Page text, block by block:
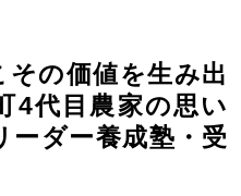
の価値を生み出
代目農家の思い
ーダー養成塾・受